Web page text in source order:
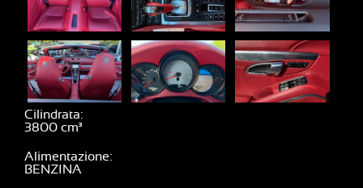
Cilindrata
3800
Alimentazione
BENZINA